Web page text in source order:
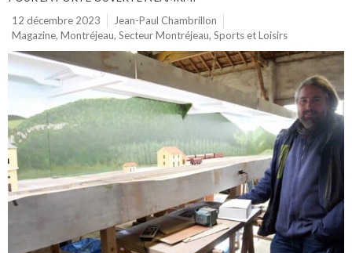
12 décembre 2023
Jean-Paul Chambrillon
Magazine, Montréjeau, Secteur Montréjeau, Sports et Loisirs